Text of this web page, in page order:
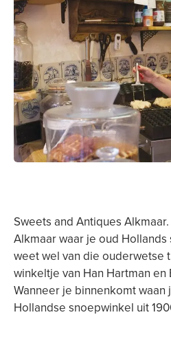
Sweets and Antiques
Alkmaar waar je oud
weet wel van die ouderwetse
winkeltje van Han Hartman
Wanneer je binnenkomt waan
Hollandse snoepwinkel uit